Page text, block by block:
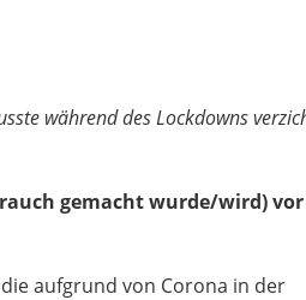
während des Lockdowns
gemacht wurde/wird) vor
aufgrund von Corona in der